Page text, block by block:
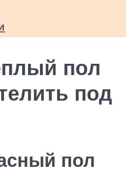
пол
под
пол